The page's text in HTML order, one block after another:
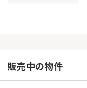
販売中の物件